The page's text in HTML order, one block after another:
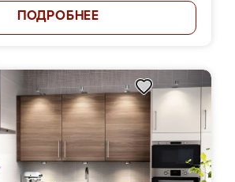
ПОДРОБНЕЕ